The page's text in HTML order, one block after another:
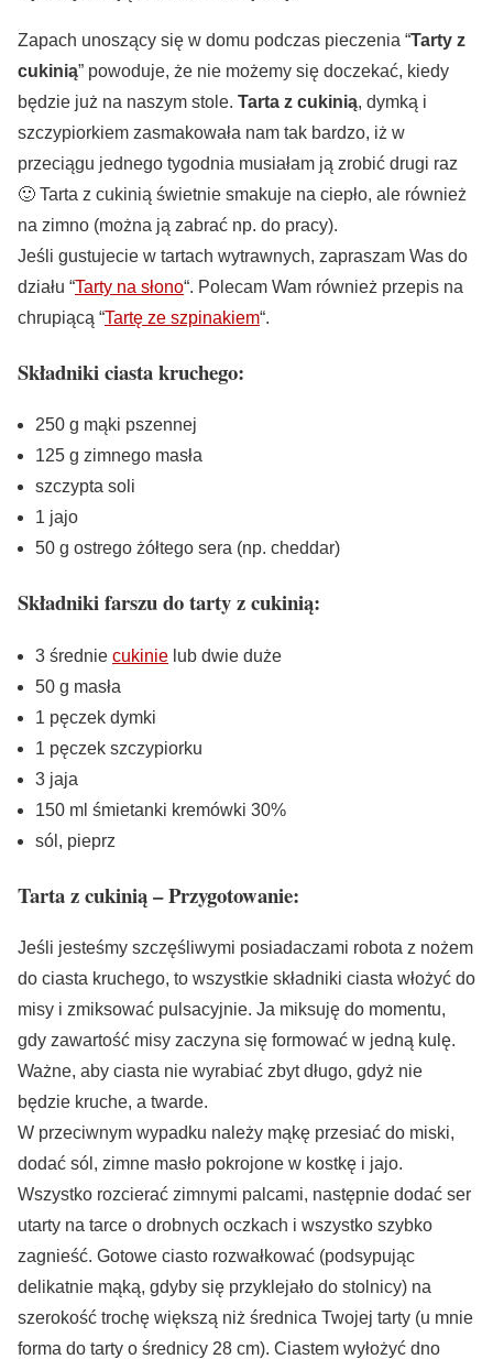
Zapach unoszący się w domu podczas pieczenia “Tarty z
cukinią” powoduje, że nie możemy się doczekać, kiedy
będzie już na naszym stole. Tarta z cukinią, dymką i
szczypiorkiem zasmakowała nam tak bardzo, iż w
przeciągu jednego tygodnia musiałam ją zrobić drugi raz
🙂 Tarta z cukinią świetnie smakuje na ciepło, ale również
na zimno (można ją zabrać np. do pracy).
Jeśli gustujecie w tartach wytrawnych, zapraszam Was do
działu “Tarty na słono“. Polecam Wam również przepis na
chrupiącą “Tartę ze szpinakiem“.
Składniki ciasta kruchego:
250 g mąki pszennej
125 g zimnego masła
szczypta soli
1 jajo
50 g ostrego żółtego sera (np. cheddar)
Składniki farszu do tarty z cukinią:
3 średnie cukinie lub dwie duże
50 g masła
1 pęczek dymki
1 pęczek szczypiorku
3 jaja
150 ml śmietanki kremówki 30%
sól, pieprz
Tarta z cukinią – Przygotowanie:
Jeśli jesteśmy szczęśliwymi posiadaczami robota z nożem
do ciasta kruchego, to wszystkie składniki ciasta włożyć do
misy i zmiksować pulsacyjnie. Ja miksuję do momentu,
gdy zawartość misy zaczyna się formować w jedną kulę.
Ważne, aby ciasta nie wyrabiać zbyt długo, gdyż nie
będzie kruche, a twarde.
W przeciwnym wypadku należy mąkę przesiać do miski,
dodać sól, zimne masło pokrojone w kostkę i jajo.
Wszystko rozcierać zimnymi palcami, następnie dodać ser
utarty na tarce o drobnych oczkach i wszystko szybko
zagnieść. Gotowe ciasto rozwałkować (podsypując
delikatnie mąką, gdyby się przyklejało do stolnicy) na
szerokość trochę większą niż średnica Twojej tarty (u mnie
forma do tarty o średnicy 28 cm). Ciastem wyłożyć dno